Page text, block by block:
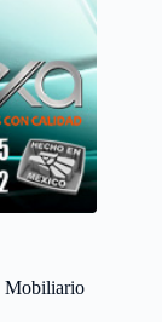
Mobiliario